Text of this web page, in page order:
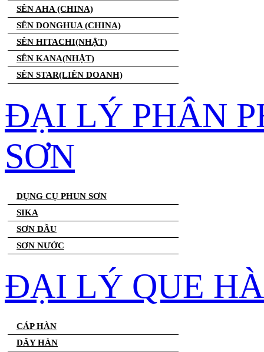
SÊN AHA (CHINA)
SÊN DONGHUA (CHINA)
SÊN HITACHI(NHẬT)
SÊN KANA(NHẬT)
SÊN STAR(LIÊN DOANH)
ĐẠI LÝ PHÂN
SƠN
DỤNG CỤ PHUN SƠN
SIKA
SƠN DẦU
SƠN NƯỚC
ĐẠI LÝ QUE
CÁP HÀN
DÂY HÀN